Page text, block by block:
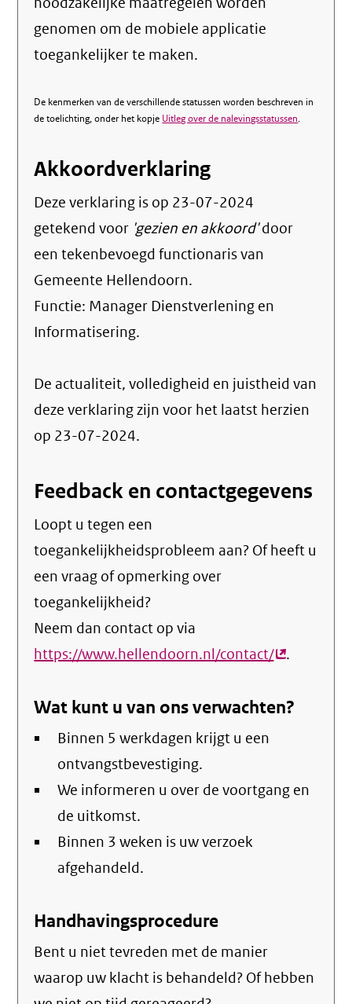
genomen om de mobiele applicatie
toegankelijker te maken.
De kenmerken van de verschillende statussen worden beschreven in
de toelichting, onder het kopje Uitleg over de nalevingsstatussen.
Akkoordverklaring
Deze verklaring is op 23-07-2024
getekend voor 'gezien en akkoord'door
een tekenbevoegd functionaris van
Gemeente Hellendoorn.
Functie: Manager Dienstverlening en
Informatisering.
De actualiteit, volledigheid en juistheid van
deze verklaring zijn voor het laatst herzien
op 23-07-2024.
Feedback en contactgegevens
Loopt u tegen een
toegankelijkheidsprobleem aan? Of heeft u
een vraag of opmerking over
toegankelijkheid?
Neem dan contact op via
https://www.hellendoorn.nl/contact/(externe
.
Wat kunt u van ons verwachten?
Binnen 5 werkdagen krijgt u een
ontvangstbevestiging.
We informeren u over de voortgang en
de uitkomst.
Binnen 3 weken is uw verzoek
afgehandeld.
Handhavingsprocedure
Bent u niet tevreden met de manier
waarop uw klacht is behandeld? Of hebben